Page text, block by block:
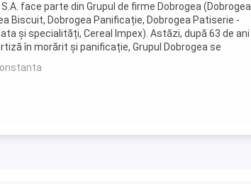
S.A. face parte din Grupul de firme Dobrogea (Dobrogea
Biscuit, Dobrogea Panificație, Dobrogea Patiserie -
și specialități, Cereal Impex). Astăzi, după 63 de ani
în morărit și panificație, Grupul Dobrogea se
...